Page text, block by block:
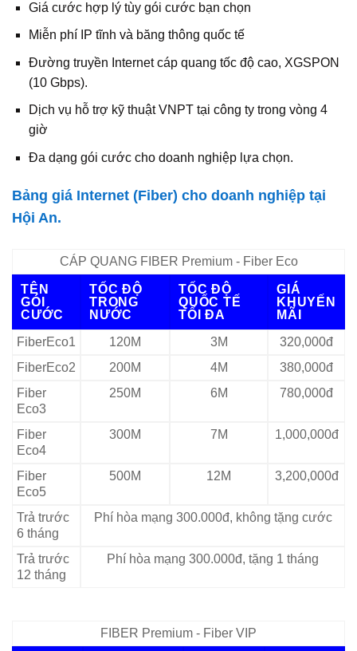
Giá cước hợp lý tùy gói cước bạn chọn
Miễn phí IP tĩnh và băng thông quốc tế
Đường truyền Internet cáp quang tốc độ cao, XGSPON
(10 Gbps).
Dịch vụ hỗ trợ kỹ thuật VNPT tại công ty trong vòng 4
giờ
Đa dạng gói cước cho doanh nghiệp lựa chọn.
Bảng giá Internet (Fiber) cho doanh nghiệp tại
Hội An.
CÁP QUANG FIBER Premium - Fiber Eco
TÊN
GÓI
CƯỚC
TỐC ĐỘ
TRONG
NƯỚC
TỐC ĐỘ
QUỐC TẾ
TỐI ĐA
GIÁ
KHUYẾN
MÃI
FiberEco1
120M 3M
320,000đ
FiberEco2
200M 4M
380,000đ
Fiber
Eco3
250M 6M 780,000đ
Fiber
Eco4
300M 7M 1,000,000đ
Fiber
Eco5
500M 12M 3,200,000đ
Trả trước
6 tháng
Phí hòa mạng 300.000đ, không tặng cước
Trả trước
12 tháng
Phí hòa mạng 300.000đ, tặng 1 tháng
FIBER Premium - Fiber VIP